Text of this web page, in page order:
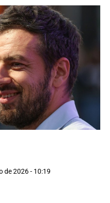
de 2026 - 10:19